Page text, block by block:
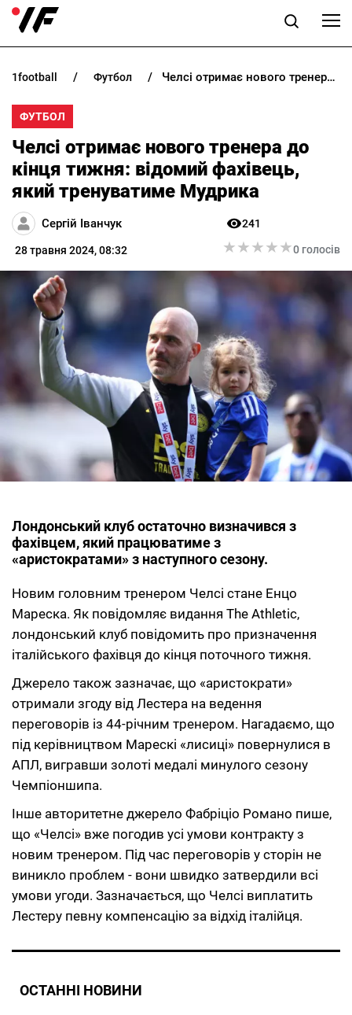
НОВИНИ
ПРОГНОЗИ
БУКМЕКЕРИ
КАЗИНО
РІЗНЕ
UKRU
1football футбол Челсі отримає нового тренера до кінця тижня: відомий фахівець, який тренуватиме Мудрика
ФУТБОЛ
Челсі отримає нового тренера до
кінця тижня: відомий фахівець,
який тренуватиме Мудрика
Сергій Іванчук
28 травня 2024, 08:32
241
★★★★★
★★★★★0 голосів
Лондонський клуб остаточно визначився з
фахівцем, який працюватиме з
«аристократами» з наступного сезону.
Новим головним тренером Челсі стане Енцо
Мареска. Як повідомляє видання The Athletic,
лондонський клуб повідомить про призначення
італійського фахівця до кінця поточного тижня.
Джерело також зазначає, що «аристократи»
отримали згоду від Лестера на ведення
переговорів із 44-річним тренером. Нагадаємо, що
під керівництвом Марескі «лисиці» повернулися в
АПЛ, вигравши золоті медалі минулого сезону
Чемпіоншипа.
Інше авторитетне джерело Фабріціо Романо пише,
що «Челсі» вже погодив усі умови контракту з
новим тренером. Під час переговорів у сторін не
виникло проблем - вони швидко затвердили всі
умови угоди. Зазначається, що Челсі виплатить
Лестеру певну компенсацію за відхід італійця.
ОСТАННІ НОВИНИ